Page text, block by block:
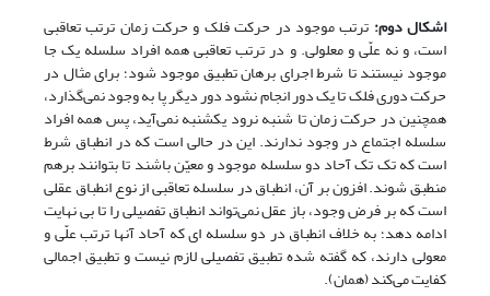
اشکال دوم: ترتب موجود در حرکت فلک و حرکت زمان ترتب تعاقبی
است، و نه علّی و معلولی. و در ترتب تعاقبی همه افراد سلسله یک جا
موجود نیستند تا شرط اجرای برهان تطبیق موجود شود؛ برای مثال در
حرکت دوری فلک تا یک دور انجام نشود دور دیگر پا به وجود نمی‌گذارد،
هم‏چنین در حرکت زمان تا شنبه نرود یکشنبه نمی‌آید، پس همه افراد
سلسله اجتماع در وجود ندارند. این در حالی است که در انطباق شرط
است که تک تک آحاد دو سلسله موجود و معیّن باشند تا بتوانند برهم
منطبق شوند. افزون بر آن، انطباق در سلسله تعاقبی از نوع انطباق عقلی
است که بر فرض وجود، باز عقل نمی‌تواند انطباق تفصیلی را تا بی نهایت
ادامه دهد؛ به خلاف انطباق در دو سلسله ای که آحاد آنها ترتب علّی و
معولی دارند، که گفته شده تطبیق تفصیلی لازم نیست و تطبیق اجمالی
کفایت می‌کند (همان).